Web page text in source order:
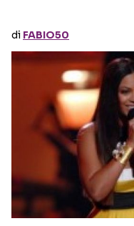
di FABIO50